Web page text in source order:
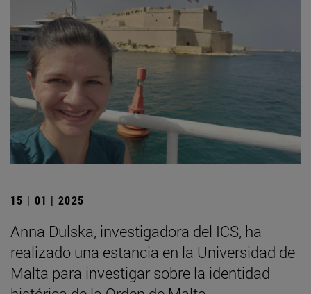
15 | 01 | 2025
Anna Dulska, investigadora del ICS, ha
realizado una estancia en la Universidad de
Malta para investigar sobre la identidad